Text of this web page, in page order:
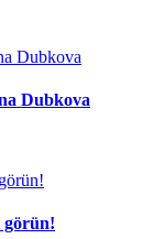
Dubkova
görün!